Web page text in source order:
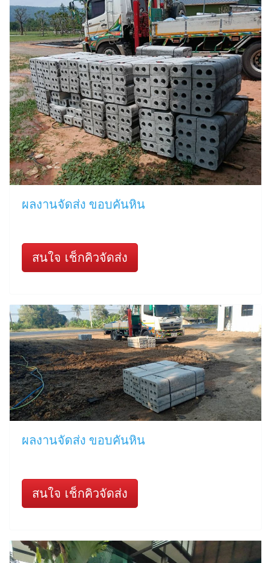
ผลงานจัดส่ง ขอบคันหิน
สนใจ เช็กคิวจัดส่ง
ผลงานจัดส่ง ขอบคันหิน
สนใจ เช็กคิวจัดส่ง